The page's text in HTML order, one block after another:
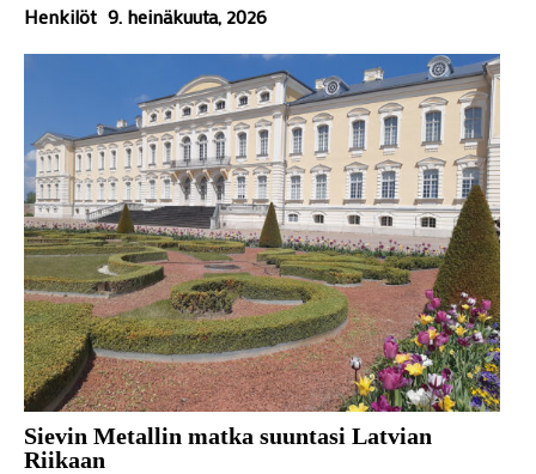
Henkilöt 9. heinäkuuta, 2026
Sievin Metallin matka suuntasi Latvian
Riikaan